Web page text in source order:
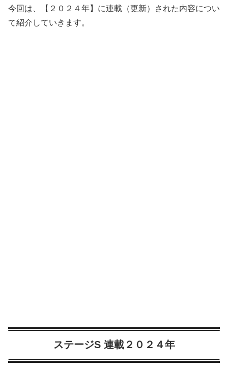
今回は、【２０２４年】に連載（更新）された内容につい
て紹介していきます。
ステージS 連載２０２４年